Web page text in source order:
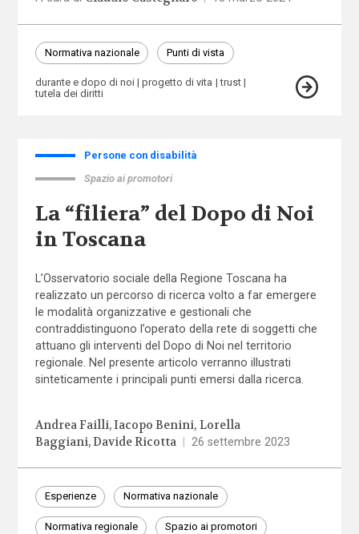
Normativa nazionale Punti di vista
durante e dopo di noi progetto di vita
trust
tutela dei diritti
Persone con disabilità
Spazio ai promotori
La “filiera” del Dopo di Noi
in Toscana
L’Osservatorio sociale della Regione Toscana ha
realizzato un percorso di ricerca volto a far emergere
le modalità organizzative e gestionali che
contraddistinguono l’operato della rete di soggetti che
attuano gli interventi del Dopo di Noi nel territorio
regionale. Nel presente articolo verranno illustrati
sinteticamente i principali punti emersi dalla ricerca.
Andrea Failli Iacopo Benini Lorella
Baggiani Davide Ricotta | 26 settembre 2023
Esperienze Normativa nazionale
Normativa regionale Spazio ai promotori